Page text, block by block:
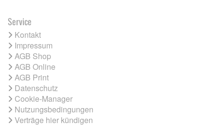
Service
Kontakt
Impressum
AGB Shop
AGB Online
AGB Print
Datenschutz
Cookie-Manager
Nutzungsbedingungen
Verträge hier kündigen